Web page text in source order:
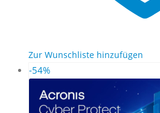
Zur Wunschliste hinzufügen
-54%